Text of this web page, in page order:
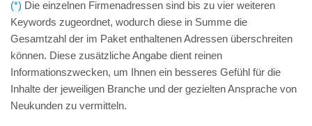
(*) Die einzelnen Firmenadressen sind bis zu vier weiteren
Keywords zugeordnet, wodurch diese in Summe die
Gesamtzahl der im Paket enthaltenen Adressen überschreiten
können. Diese zusätzliche Angabe dient reinen
Informationszwecken, um Ihnen ein besseres Gefühl für die
Inhalte der jeweiligen Branche und der gezielten Ansprache von
Neukunden zu vermitteln.